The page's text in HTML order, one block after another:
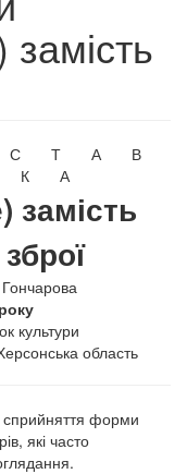
С Т А В
К А
замість
зброї
культури
область
сприйняття форми
які часто